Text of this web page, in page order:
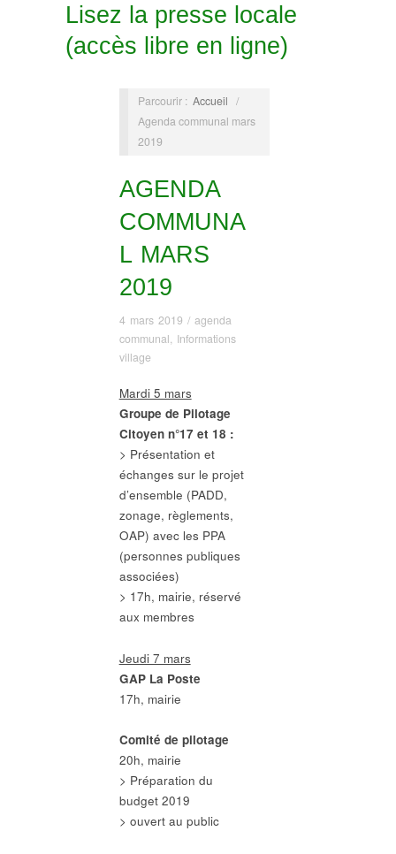
Lisez la presse locale
(accès libre en ligne)
Parcourir : Accueil /
Agenda communal mars
2019
AGENDA
COMMUNA
L MARS
2019
4 mars 2019 / agenda
communal, Informations
village
Mardi 5 mars
Groupe de Pilotage
Citoyen n°17 et 18 :
> Présentation et
échanges sur le projet
d’ensemble (PADD,
zonage, règlements,
OAP) avec les PPA
(personnes publiques
associées)
> 17h, mairie, réservé
aux membres
Jeudi 7 mars
GAP La Poste
17h, mairie
Comité de pilotage
20h, mairie
> Préparation du
budget 2019
> ouvert au public